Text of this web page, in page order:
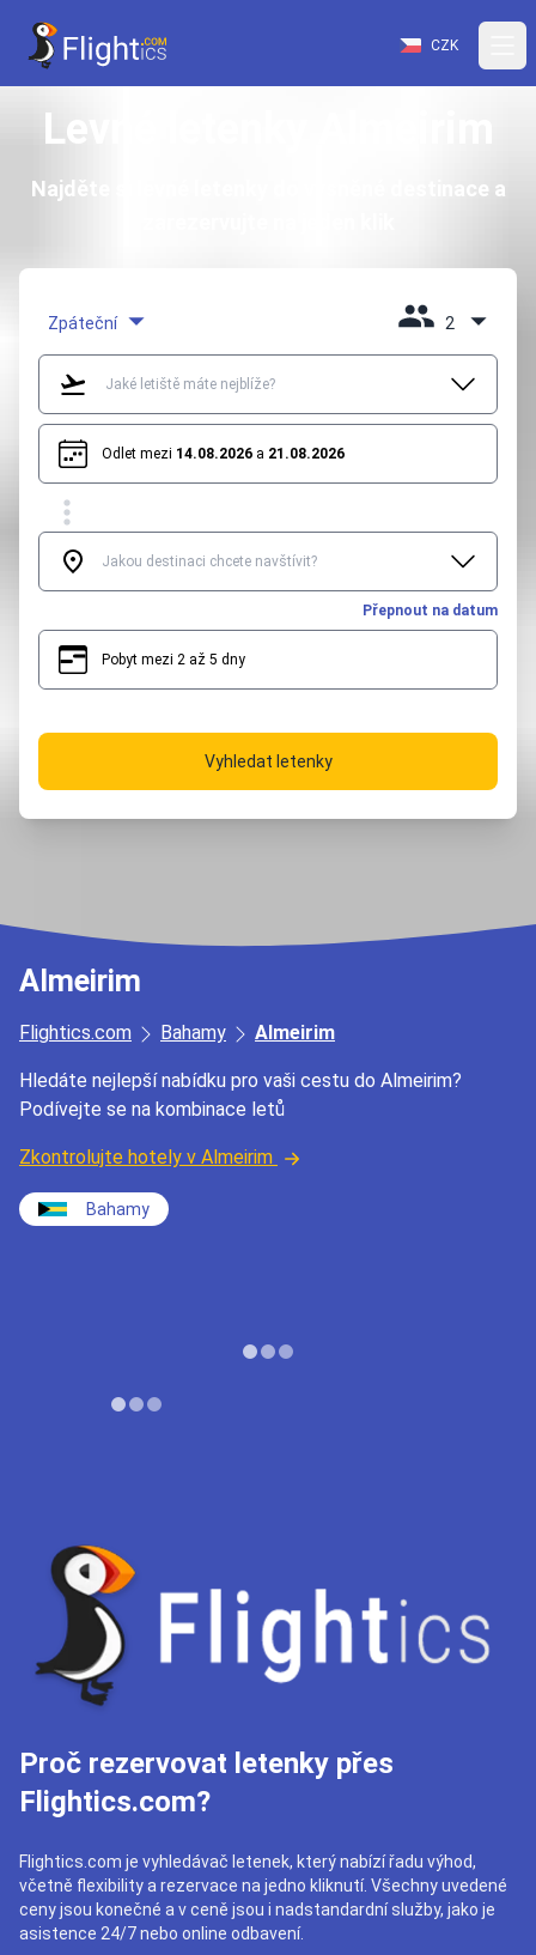
CZK
Levné letenky Almeirim
Najděte si levné letenky do vysněné destinace a
Zpáteční 2
Odlet mezi 14.08.2026 a 21.08.2026
Přepnout na datum
Pobyt mezi 2 až 5 dny
Vyhledat letenky
Almeirim
Flightics.com Bahamy Almeirim
Hledáte nejlepší nabídku pro vaši cestu do Almeirim?
Podívejte se na kombinace letů
Zkontrolujte hotely v Almeirim
Bahamy
Proč rezervovat letenky přes
Flightics.com?
Flightics.com je vyhledávač letenek, který nabízí řadu výhod,
včetně flexibility a rezervace na jedno kliknutí. Všechny uvedené
ceny jsou konečné a v ceně jsou i nadstandardní služby, jako je
asistence 24/7 nebo online odbavení.